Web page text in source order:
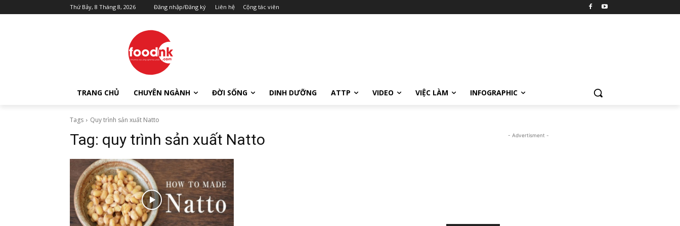
Thứ Bảy, 8 Tháng 8, 2026 Đăng nhập/Đăng ký Liên hệ Cộng tác viên
TRANG CHỦ CHUYÊN NGÀNH ĐỜI SỐNG DINH DƯỠNG ATTP VIDEO VIỆC LÀM INFOGRAPHIC
Tags Quy trình sản xuất Natto
Tag: quy trình sản xuất Natto - Advertisment -